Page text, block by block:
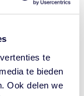
te
te bieden
Ook delen we
bij de
Heroes Den
Basketball
voor
te